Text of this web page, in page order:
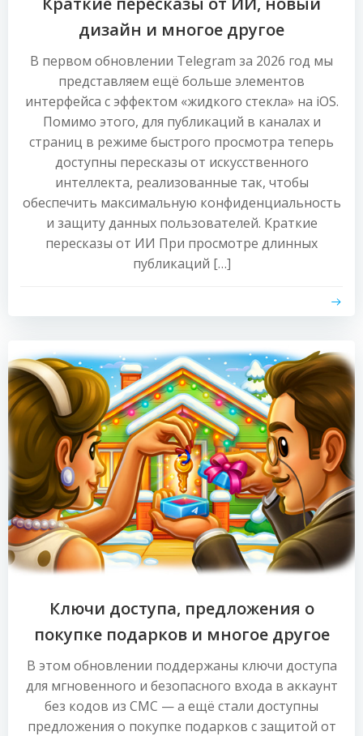
дизайн и многое другое
В первом обновлении Telegram за 2026 год мы
представляем ещё больше элементов
интерфейса с эффектом «жидкого стекла» на iOS.
Помимо этого, для публикаций в каналах и
страниц в режиме быстрого просмотра теперь
доступны пересказы от искусственного
интеллекта, реализованные так, чтобы
обеспечить максимальную конфиденциальность
и защиту данных пользователей. Краткие
пересказы от ИИ При просмотре длинных
публикаций […]
Ключи доступа, предложения о
покупке подарков и многое другое
В этом обновлении поддержаны ключи доступа
для мгновенного и безопасного входа в аккаунт
без кодов из СМС — а ещё стали доступны
предложения о покупке подарков с защитой от